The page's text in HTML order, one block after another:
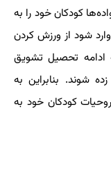
کودکان خود را به
شود از ورزش کردن
ادامه تحصیل تشویق
شوند. بنابراین به
کودکان خود به